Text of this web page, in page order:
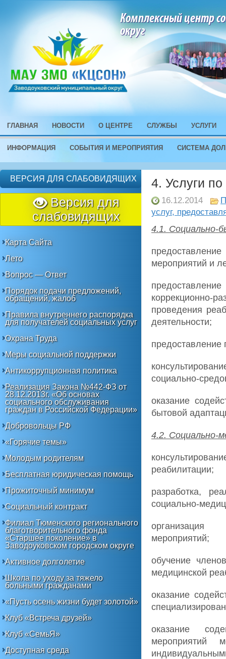
Комплексный центр
округ
ГЛАВНАЯ НОВОСТИ О ЦЕНТРЕ СЛУЖБЫ УСЛУГИ
ИНФОРМАЦИЯ СОБЫТИЯ И МЕРОПРИЯТИЯ СИСТЕМА
4. Услуги
16.12.2014
услуг,
4.1. Социально-
мероприятий и
проведения
деятельности;
предоставление
социально-
оказание
бытовой
4.2. Социально-
реабилитации;
разработка,
социально-
организация
мероприятий;
обучение
медицинской
оказание
оказание
мероприятий
ВЕРСИЯ ДЛЯ СЛАБОВИДЯЩИХ
Версия для
слабовидящих
Карта Сайта
Лето
Вопрос — Ответ
Порядок подачи предложений,
обращений, жалоб
Правила внутреннего распорядка
для получателей социальных услуг
Охрана Труда
Меры социальной поддержки
Антикоррупционная политика
Реализация Закона №442-ФЗ от
28.12.2013г. «Об основах
социального обслуживания
граждан в Российской Федерации»
Добровольцы РФ
«Горячие темы»
Молодым родителям
Бесплатная юридическая помощь
Прожиточный минимум
Социальный контракт
Филиал Тюменского регионального
благотворительного фонда
«Старшее поколение» в
Заводоуковском городском округе
Активное долголетие
Школа по уходу за тяжело
больными гражданами
«Пусть осень жизни будет золотой»
Клуб «Встреча друзей»
Клуб «СемьЯ»
Доступная среда